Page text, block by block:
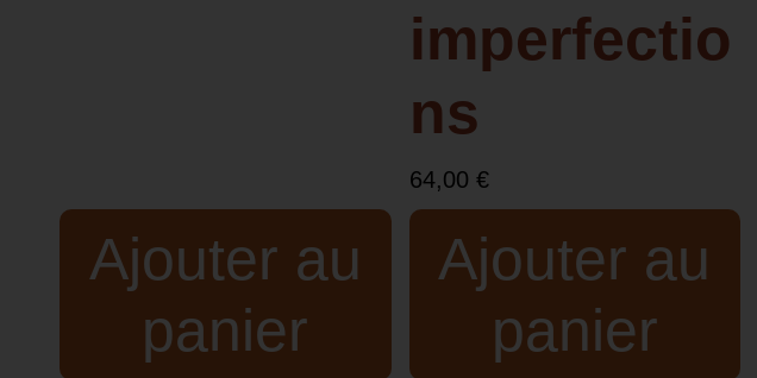
Ajouter au
panier
imperfectio
ns
64,00 €
Ajouter au
panier